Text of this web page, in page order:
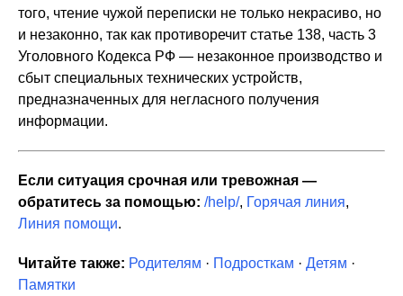
того, чтение чужой переписки не только некрасиво, но
и незаконно, так как противоречит статье 138, часть 3
Уголовного Кодекса РФ — незаконное производство и
сбыт специальных технических устройств,
предназначенных для негласного получения
информации.
Если ситуация срочная или тревожная —
обратитесь за помощью: /help/, Горячая линия,
Линия помощи.
Читайте также: Родителям · Подросткам · Детям ·
Памятки